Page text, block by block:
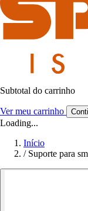
Subtotal do carrinho
Ver meu carrinho
Loading...
Início
/ Suporte para